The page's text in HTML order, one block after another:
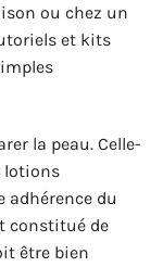
ou chez un
et kits
la peau. Celle-
lotions
adhérence du
constitué de
être bien